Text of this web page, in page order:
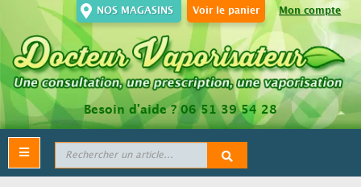
Mon compte
Voir le panier
NOS MAGASINS
Besoin d’aide ?06 51 39 54 28
Toggle
navigation